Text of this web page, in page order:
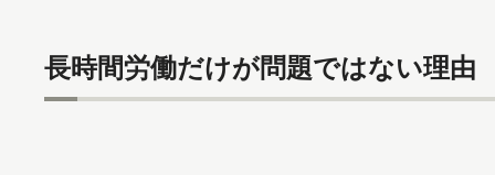
長時間労働だけが問題ではない理由